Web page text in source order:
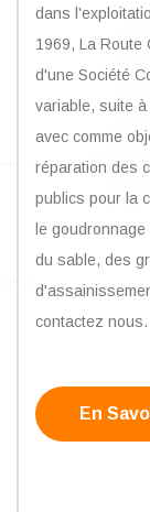
dans
1969, La Route
d'une Société
variable, suite
avec comme
réparation des
publics pour la
le
du sable, des
contactez nous.
En